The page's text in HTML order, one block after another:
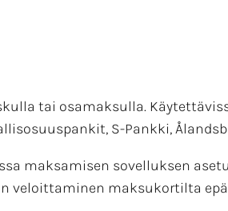
tai osamaksulla.
S-Pankki,
maksamisen sovelluksen
maksukortilta